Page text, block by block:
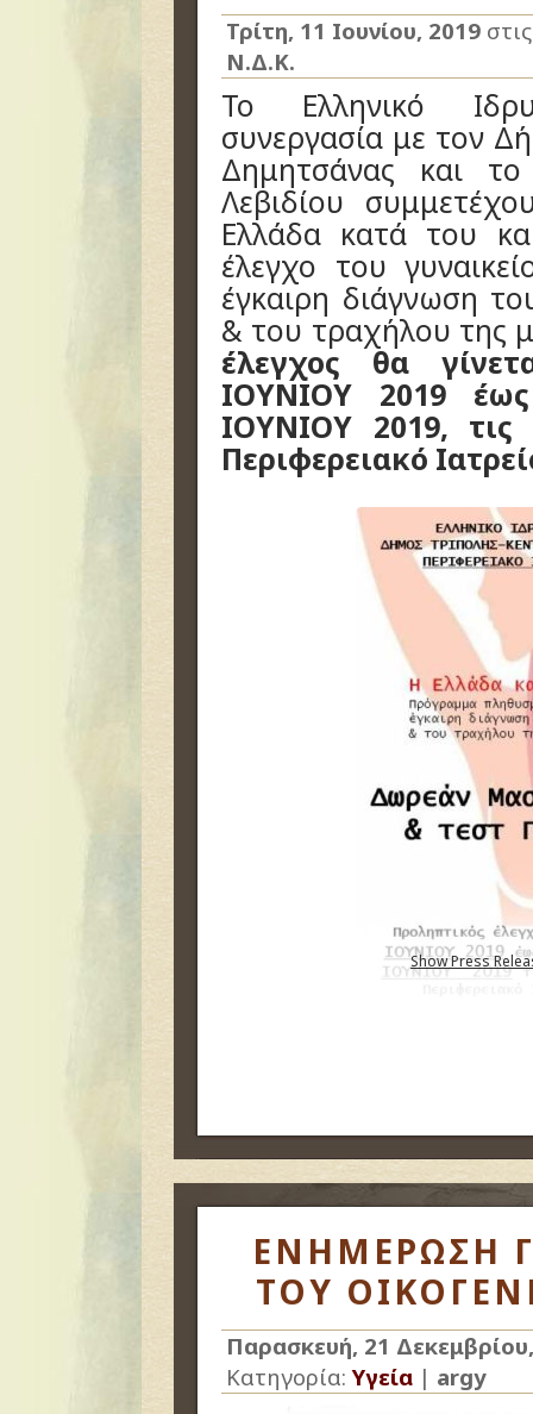
Τρίτη, 11 Ιουνίου, 2019
Ν.Δ.Κ.
Το Ελληνικό
συνεργασία με τον
Δημητσάνας και το
Λεβιδίου
Ελλάδα κατά του
έλεγχο του
έγκαιρη διάγνωση
& του τραχήλου της
έλεγχος θα
ΙΟΥΝΙΟΥ 2019
ΙΟΥΝΙΟΥ 2019,
Περιφερειακό
Show Press
ΕΝΗΜΕΡΩΣΗ
ΤΟΥ
Παρασκευή, 21
Κατηγορία:Υγεία | argy